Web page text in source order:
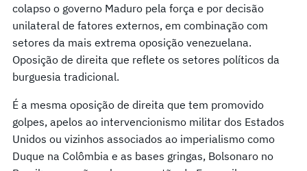
colapso o governo Maduro pela força e por decisão
unilateral de fatores externos, em combinação com
setores da mais extrema oposição venezuelana.
Oposição de direita que reflete os setores políticos da
burguesia tradicional.
É a mesma oposição de direita que tem promovido
golpes, apelos ao intervencionismo militar dos Estados
Unidos ou vizinhos associados ao imperialismo como
Duque na Colômbia e as bases gringas, Bolsonaro no